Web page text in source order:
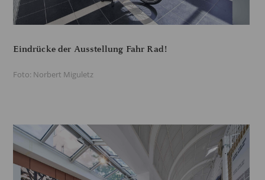
Eindrücke der Ausstellung Fahr Rad!
Foto: Norbert Miguletz